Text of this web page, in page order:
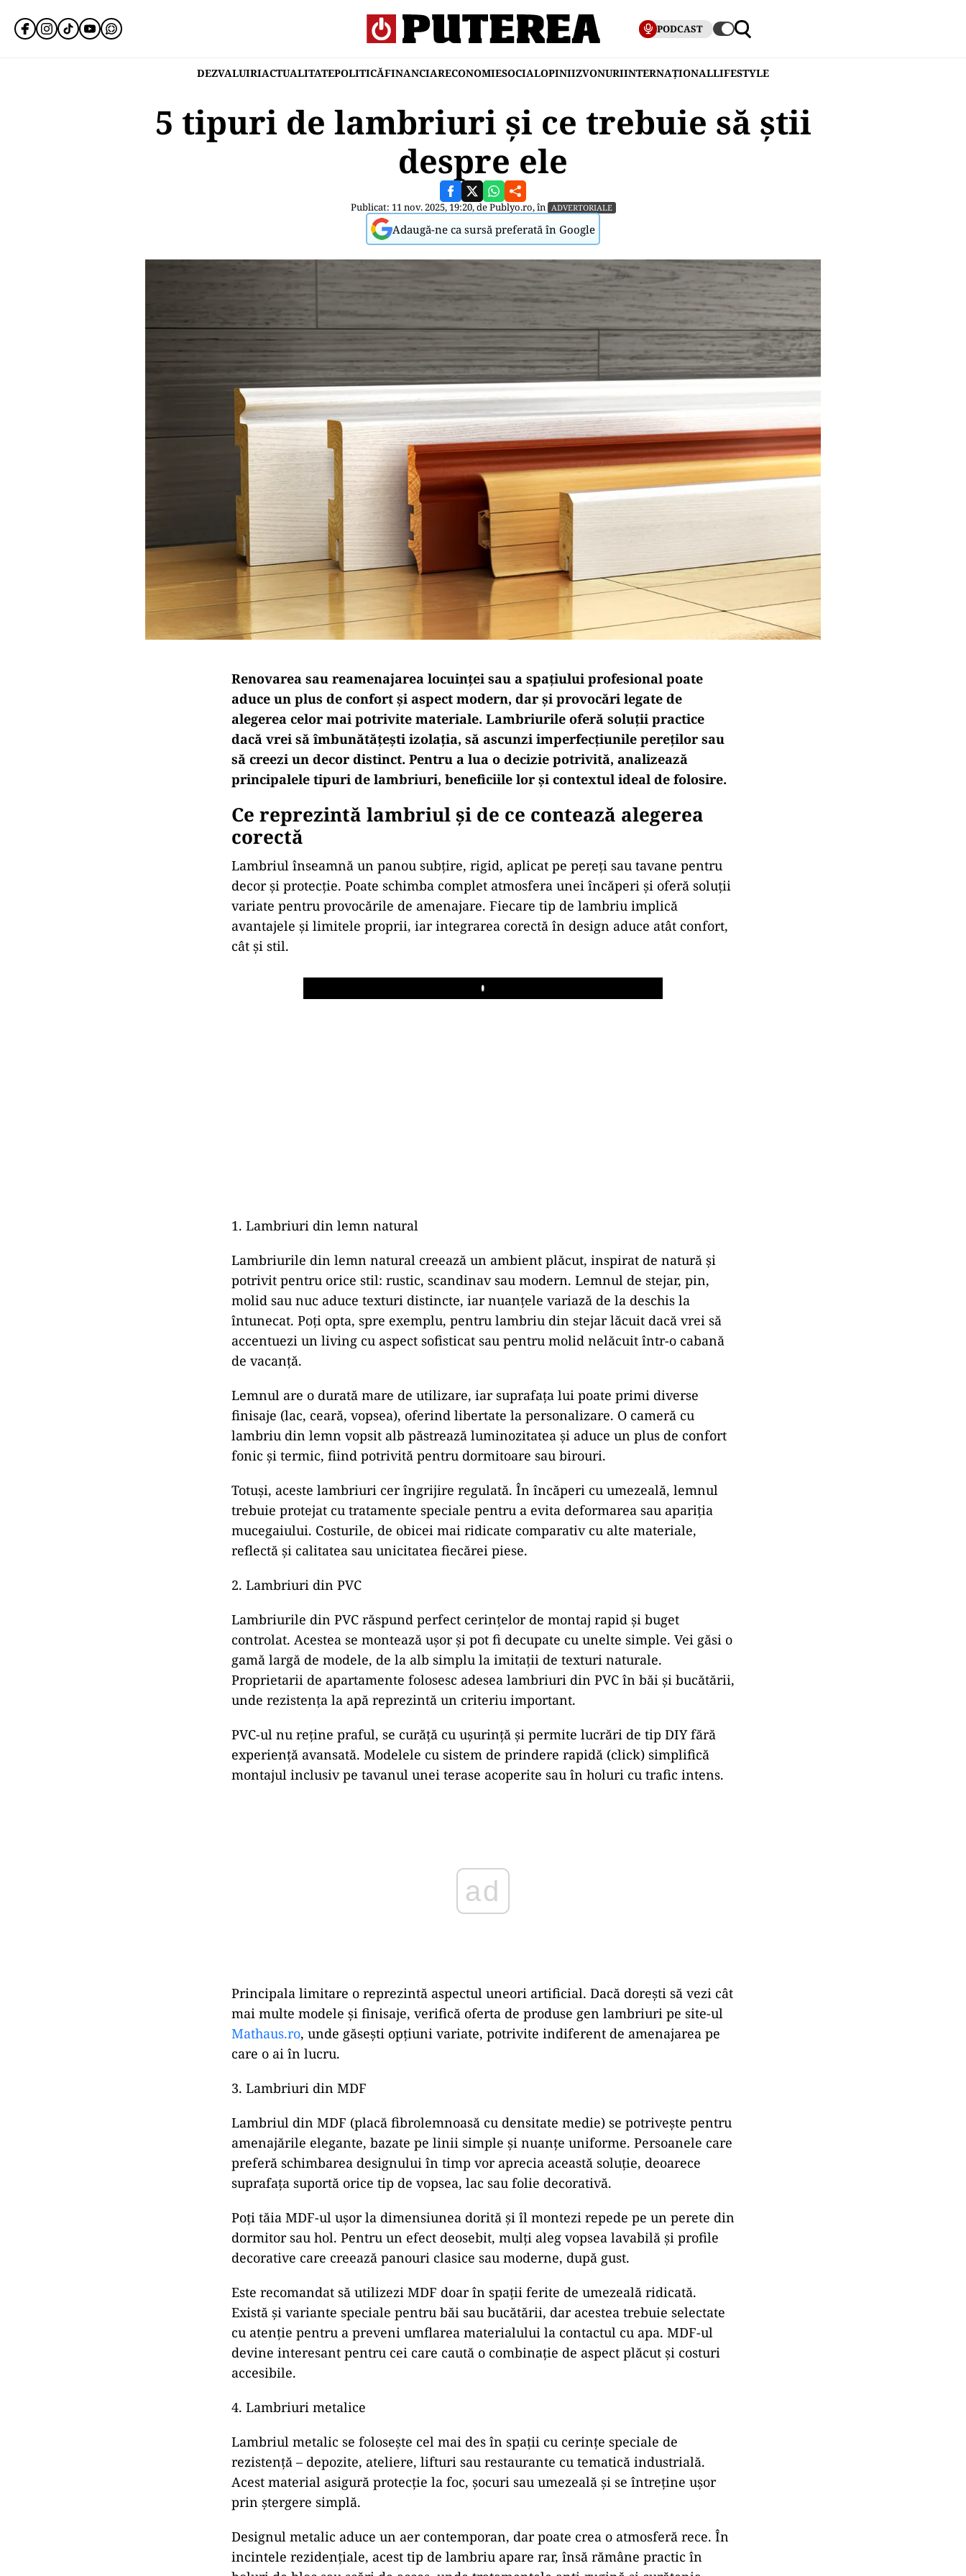
PODCAST
DEZVALUIRIACTUALITATEPOLITICĂFINANCIARECONOMIESOCIALOPINIIZVONURIINTERNAȚIONALLIFESTYLE
5 tipuri de lambriuri și ce trebuie să știi
despre ele
Publicat: 11 nov. 2025, 19:20, dePublyo.ro, în ADVERTORIALE
Adaugă-ne ca sursă preferată în Google
Renovarea sau reamenajarea locuinței sau a spațiului profesional poate
aduce un plus de confort și aspect modern, dar și provocări legate de
alegerea celor mai potrivite materiale. Lambriurile oferă soluții practice
dacă vrei să îmbunătățești izolația, să ascunzi imperfecțiunile pereților sau
să creezi un decor distinct. Pentru a lua o decizie potrivită, analizează
principalele tipuri de lambriuri, beneficiile lor și contextul ideal de folosire.
Ce reprezintă lambriul și de ce contează alegerea
corectă
Lambriul înseamnă un panou subțire, rigid, aplicat pe pereți sau tavane pentru
decor și protecție. Poate schimba complet atmosfera unei încăperi și oferă soluții
variate pentru provocările de amenajare. Fiecare tip de lambriu implică
avantajele și limitele proprii, iar integrarea corectă în design aduce atât confort,
cât și stil.
Play
1. Lambriuri din lemn natural
Lambriurile din lemn natural creează un ambient plăcut, inspirat de natură și
potrivit pentru orice stil: rustic, scandinav sau modern. Lemnul de stejar, pin,
molid sau nuc aduce texturi distincte, iar nuanțele variază de la deschis la
întunecat. Poți opta, spre exemplu, pentru lambriu din stejar lăcuit dacă vrei să
accentuezi un living cu aspect sofisticat sau pentru molid nelăcuit într-o cabană
de vacanță.
Lemnul are o durată mare de utilizare, iar suprafața lui poate primi diverse
finisaje (lac, ceară, vopsea), oferind libertate la personalizare. O cameră cu
lambriu din lemn vopsit alb păstrează luminozitatea și aduce un plus de confort
fonic și termic, fiind potrivită pentru dormitoare sau birouri.
Totuși, aceste lambriuri cer îngrijire regulată. În încăperi cu umezeală, lemnul
trebuie protejat cu tratamente speciale pentru a evita deformarea sau apariția
mucegaiului. Costurile, de obicei mai ridicate comparativ cu alte materiale,
reflectă și calitatea sau unicitatea fiecărei piese.
2. Lambriuri din PVC
Lambriurile din PVC răspund perfect cerințelor de montaj rapid și buget
controlat. Acestea se montează ușor și pot fi decupate cu unelte simple. Vei găsi o
gamă largă de modele, de la alb simplu la imitații de texturi naturale.
Proprietarii de apartamente folosesc adesea lambriuri din PVC în băi și bucătării,
unde rezistența la apă reprezintă un criteriu important.
PVC-ul nu reține praful, se curăță cu ușurință și permite lucrări de tip DIY fără
experiență avansată. Modelele cu sistem de prindere rapidă (click) simplifică
montajul inclusiv pe tavanul unei terase acoperite sau în holuri cu trafic intens.
ad
Principala limitare o reprezintă aspectul uneori artificial. Dacă dorești să vezi cât
mai multe modele și finisaje, verifică oferta de produse gen lambriuri pe site-ul
Mathaus.ro, unde găsești opțiuni variate, potrivite indiferent de amenajarea pe
care o ai în lucru.
3. Lambriuri din MDF
Lambriul din MDF (placă fibrolemnoasă cu densitate medie) se potrivește pentru
amenajările elegante, bazate pe linii simple și nuanțe uniforme. Persoanele care
preferă schimbarea designului în timp vor aprecia această soluție, deoarece
suprafața suportă orice tip de vopsea, lac sau folie decorativă.
Poți tăia MDF-ul ușor la dimensiunea dorită și îl montezi repede pe un perete din
dormitor sau hol. Pentru un efect deosebit, mulți aleg vopsea lavabilă și profile
decorative care creează panouri clasice sau moderne, după gust.
Este recomandat să utilizezi MDF doar în spații ferite de umezeală ridicată.
Există și variante speciale pentru băi sau bucătării, dar acestea trebuie selectate
cu atenție pentru a preveni umflarea materialului la contactul cu apa. MDF-ul
devine interesant pentru cei care caută o combinație de aspect plăcut și costuri
accesibile.
4. Lambriuri metalice
Lambriul metalic se folosește cel mai des în spații cu cerințe speciale de
rezistență – depozite, ateliere, lifturi sau restaurante cu tematică industrială.
Acest material asigură protecție la foc, șocuri sau umezeală și se întreține ușor
prin ștergere simplă.
Designul metalic aduce un aer contemporan, dar poate crea o atmosferă rece. În
incintele rezidențiale, acest tip de lambriu apare rar, însă rămâne practic în